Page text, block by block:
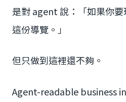
是對 agent 說：「如果你
這份導覽。」
但只做到這裡還不夠。
Agent-readable business